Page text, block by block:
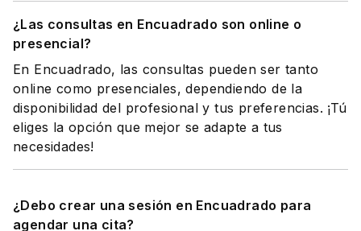
¿Las consultas en Encuadrado son online o
presencial?
En Encuadrado, las consultas pueden ser tanto
online como presenciales, dependiendo de la
disponibilidad del profesional y tus preferencias. ¡Tú
eliges la opción que mejor se adapte a tus
necesidades!
¿Debo crear una sesión en Encuadrado para
agendar una cita?